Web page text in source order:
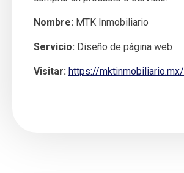
Nombre: MTK Inmobiliario
Servicio: Diseño de página web
Visitar: https://mktinmobiliario.mx/